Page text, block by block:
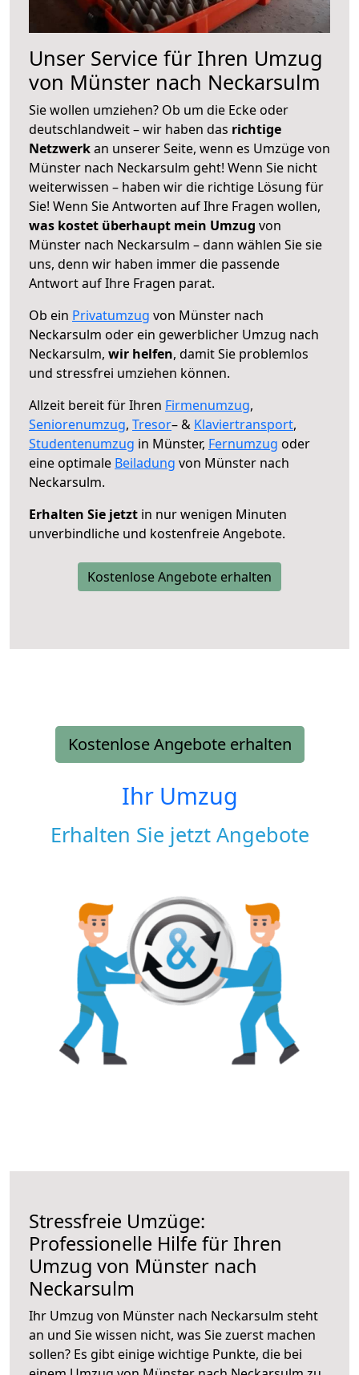
Unser Service für Ihren Umzug
von Münster nach Neckarsulm
Sie wollen umziehen? Ob um die Ecke oder
deutschlandweit – wir haben das richtige
Netzwerkan unserer Seite, wenn es Umzüge von
Münster nach Neckarsulm geht! Wenn Sie nicht
weiterwissen – haben wir die richtige Lösung für
Sie! Wenn Sie Antworten auf Ihre Fragen wollen,
was kostet überhaupt mein Umzug von
Münster nach Neckarsulm – dann wählen Sie sie
uns, denn wir haben immer die passende
Antwort auf Ihre Fragen parat.
Ob ein Privatumzug von Münster nach
Neckarsulm oder ein gewerblicher Umzug nach
Neckarsulm, wir helfen, damit Sie problemlos
und stressfrei umziehen können.
Allzeit bereit für Ihren Firmenumzug,
Seniorenumzug, Tresor– & Klaviertransport,
Studentenumzug in Münster, Fernumzug oder
eine optimale Beiladung von Münster nach
Neckarsulm.
Erhalten Sie jetzt in nur wenigen Minuten
unverbindliche und kostenfreie Angebote.
Kostenlose Angebote erhalten
Kostenlose Angebote erhalten
Ihr Umzug
Erhalten Sie jetzt Angebote
Stressfreie Umzüge:
Professionelle Hilfe für Ihren
Umzug von Münster nach
Neckarsulm
Ihr Umzug von Münster nach Neckarsulm steht
an und Sie wissen nicht, was Sie zuerst machen
sollen? Es gibt einige wichtige Punkte, die bei